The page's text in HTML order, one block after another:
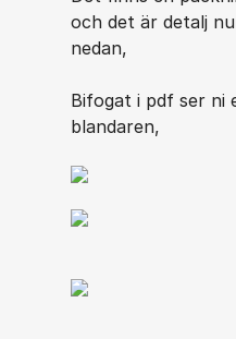
och det är detalj
nedan,
Bifogat i pdf ser ni
blandaren,